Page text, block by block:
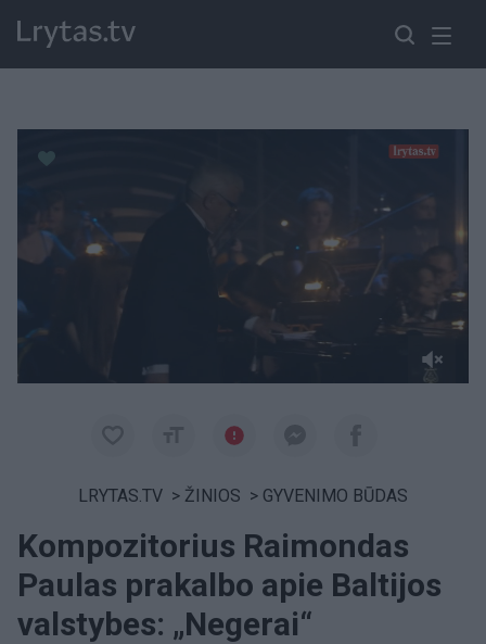
LRYTAS.TV > ŽINIOS > GYVENIMO BŪDAS
Kompozitorius Raimondas
Paulas prakalbo apie Baltijos
valstybes: „Negerai“